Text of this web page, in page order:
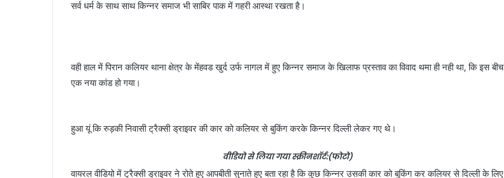
सर्व धर्म के साथ साथ किन्नर समाज भी साबिर पाक में गहरी आस्था रखता है।
वही हाल में पिरान कलियर थाना क्षेत्र के मेंहवड खुर्द उर्फ नागल में हुए किन्नर समाज के खिलाफ प्रस्ताव का विवाद थमा ही नही था, कि इस बीच
एक नया कांड हो गया।
हुआ यूं कि रुड़की निवासी ट्रैक्सी ड्राइवर की कार को कलियर से बुकिंग करके किन्नर दिल्ली लेकर गए थे।
वीडियो से लिया गया स्क्रीनशॉर्ट:(फोटो)
वायरल वीडियो में ट्रैक्सी ड्राइवर ने रोते हुए आपबीती सुनाते हुए बता रहा है कि कुछ किन्नर उसकी कार को बुकिंग कर कलियर से दिल्ली के लिए